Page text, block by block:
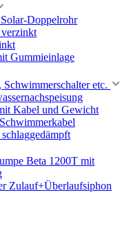
Doppelrohr
verzinkt
Gummieinlage
etc.
Kabel und Gewicht
Beta 1200T mit
Zulauf+Überlaufsiphon